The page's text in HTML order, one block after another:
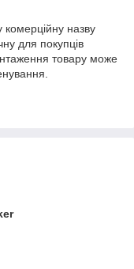
комерційну назву
для покупців
товару може